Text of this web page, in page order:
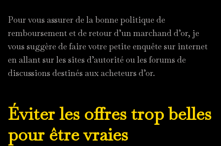
Pour vous assurer de la bonne politique de
remboursement et de retour d’un marchand d’or, je
vous suggère de faire votre petite enquête sur internet
en allant sur les sites d’autorité ou les forums de
discussions destinés aux acheteurs d’or.
Éviter les offres trop belles
pour être vraies